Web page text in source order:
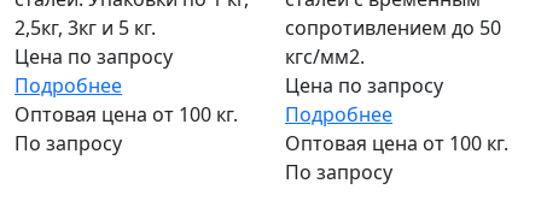
2,5кг, 3кг и 5 кг.
Цена по запросу
Подробнее
Оптовая цена от 100 кг.
По запросу
сопротивлением до 50
кгс/мм2.
Цена по запросу
Подробнее
Оптовая цена от 100 кг.
По запросу